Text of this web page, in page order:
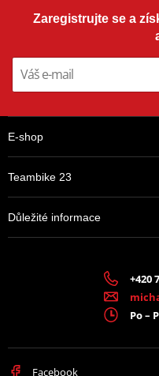
Zaregistrujte se a
E-shop
Teambike 23
Důležité informace
+420
Po –
Facebook